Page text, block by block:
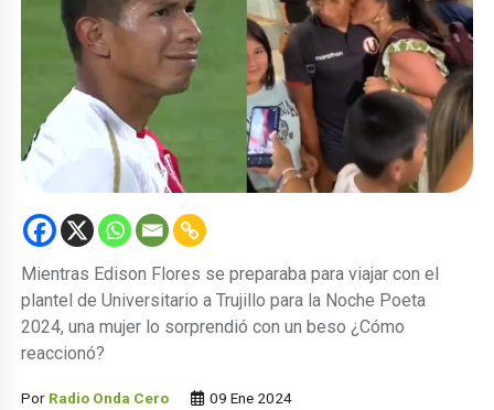
Mientras Edison Flores se preparaba para viajar con el
plantel de Universitario a Trujillo para la Noche Poeta
2024, una mujer lo sorprendió con un beso ¿Cómo
reaccionó?
Por Radio Onda Cero 09 Ene 2024